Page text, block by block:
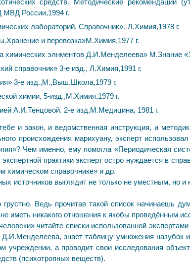
средств. Методические рекомендации
России,1994 г.
лабораторий. Справочник».-Л.Химия,1978 г.
и перевозка»М.Химия,1977 г.
элнментов Д.И.Менделеева» М.Знание
справочник» 3-е изд., Л.Химия,1991 г.
3-е изд.,М.,Выш.Школа,1979 г.
химии, 5-изд.,М.Химия,1979 г.
А.И.Тенцовой. 2-е изд,М.Медицина, 1981 г.
и закон, и ведомственная инструкция, и
происхождения марихуану, эксперт
Чем именно, ему помогла «Периодическая
практики эксперт остро нуждается в
химическом справочнике» и др.
источников выглядит не только не уместным, но
Ведь прочитав такой список начинаешь
иметь никакого отношения к якобы проведённым
читайте списки использованной
знает таблицу умножения назубок
учреждении, а проводит свои исследования
(психотропных веществ).